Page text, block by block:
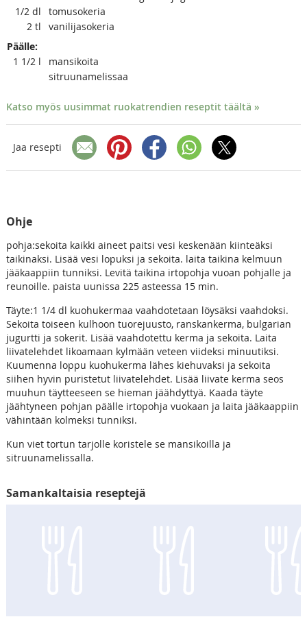
1/2 dl
tomusokeria
2 tl
vanilijasokeria
Päälle:
1 1/2 l
mansikoita
sitruunamelissaa
Katso myös uusimmat ruokatrendien reseptit täältä »
Jaa resepti
Ohje
pohja:sekoita kaikki aineet paitsi vesi keskenään kiinteäksi
taikinaksi. Lisää vesi lopuksi ja sekoita. laita taikina kelmuun
jääkaappiin tunniksi. Levitä taikina irtopohja vuoan pohjalle ja
reunoille. paista uunissa 225 asteessa 15 min.
Täyte:1 1/4 dl kuohukermaa vaahdotetaan löysäksi vaahdoksi.
Sekoita toiseen kulhoon tuorejuusto, ranskankerma, bulgarian
jugurtti ja sokerit. Lisää vaahdotettu kerma ja sekoita. Laita
liivatelehdet likoamaan kylmään veteen viideksi minuutiksi.
Kuumenna loppu kuohukerma lähes kiehuvaksi ja sekoita
siihen hyvin puristetut liivatelehdet. Lisää liivate kerma seos
muuhun täytteeseen se hieman jäähdyttyä. Kaada täyte
jäähtyneen pohjan päälle irtopohja vuokaan ja laita jääkaappiin
vähintään kolmeksi tunniksi.
Kun viet tortun tarjolle koristele se mansikoilla ja
sitruunamelissalla.
Samankaltaisia reseptejä